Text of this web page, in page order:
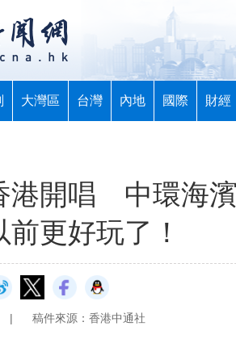
大灣區 台灣 內地 國際 財經
港開唱 中環海濱
更好玩了！
| 稿件來源：香港中通社